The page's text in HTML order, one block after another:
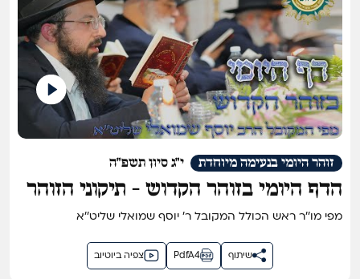
י"ג סיון תשפ"ה זוהר היומי בנעימה מיוחדת
הדף היומי בזוהר הקדוש - תיקוני הזוהר
דף קי''א
מפי מו''ר ראש הכולל המקובל ר' יוסף שמואלי שליט''א
צפיה ביוטיוב PdfA4 שיתוף